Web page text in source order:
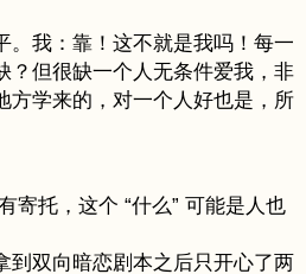
。我：靠！这不就是我吗！每一
？但很缺一个人无条件爱我，非
方学来的，对一个人好也是，所
寄托，这个 “什么” 可能是人也
到双向暗恋剧本之后只开心了两